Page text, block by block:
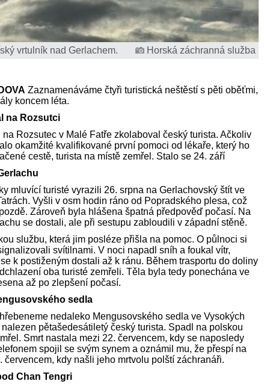
vrtulník nad Gerlachem. Horská záchranná služba
Zaznamenáváme čtyři turistická neštěstí s pěti oběťmi,
koncem léta.
na Rozsutci
na Rozsutec v Malé Fatře zkolaboval český turista. Ačkoliv
okamžité kvalifikované první pomoci od lékaře, který ho
cestě, turista na místě zemřel. Stalo se 24. září
mluvící turisté vyrazili 26. srpna na Gerlachovský štít ve
Vyšli v osm hodin ráno od Popradského plesa, což
Zároveň byla hlášena špatná předpověď počasí. Na
se dostali, ale při sestupu zabloudili v západní stěně.
službu, která jim posléze přišla na pomoc. O půlnoci si
svítilnami. V noci napadl sníh a foukal vítr,
k postiženým dostali až k ránu. Během trasportu do doliny
oba turisté zemřeli. Těla byla tedy ponechána ve
až po zlepšení počasí.
sedla
nedaleko Mengusovského sedla ve Vysokých
nalezen pětašedesátiletý český turista. Spadl na polskou
Smrt nastala mezi 22. červencem, kdy se naposledy
spojil se svým synem a oznámil mu, že přespí na
červencem, kdy našli jeho mrtvolu polští záchranáři.
Chan Tengri